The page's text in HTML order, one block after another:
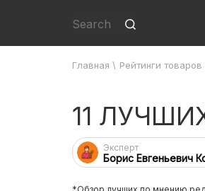
Главная \ Рейтинги
11
Эксперт
Борис Евгеньевич